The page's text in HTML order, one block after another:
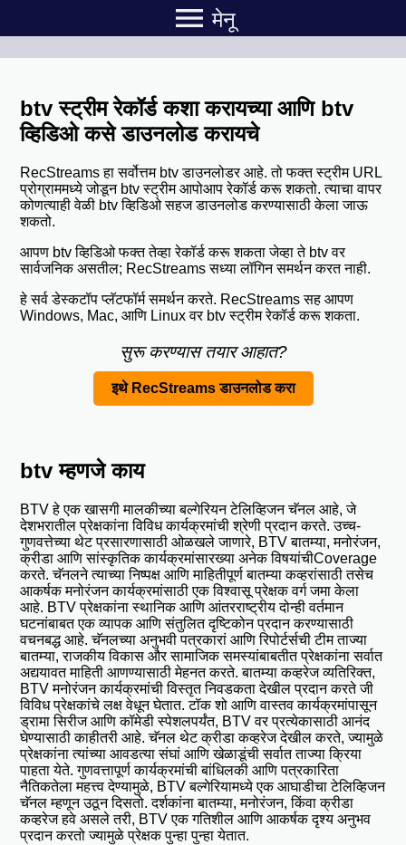
menu मेनू
btv स्ट्रीम रेकॉर्ड कशा करायच्या आणि btv
व्हिडिओ कसे डाउनलोड करायचे
RecStreams हा सर्वोत्तम btv डाउनलोडर आहे. तो फक्त स्ट्रीम URL
प्रोग्राममध्ये जोडून btv स्ट्रीम आपोआप रेकॉर्ड करू शकतो. त्याचा वापर
कोणत्याही वेळी btv व्हिडिओ सहज डाउनलोड करण्यासाठी केला जाऊ
शकतो.
आपण btv व्हिडिओ फक्त तेव्हा रेकॉर्ड करू शकता जेव्हा ते btv वर
सार्वजनिक असतील; RecStreams सध्या लॉगिन समर्थन करत नाही.
हे सर्व डेस्कटॉप प्लॅटफॉर्म समर्थन करते. RecStreams सह आपण
Windows, Mac, आणि Linux वर btv स्ट्रीम रेकॉर्ड करू शकता.
सुरू करण्यास तयार आहात?
इथे RecStreams डाउनलोड करा
btv म्हणजे काय
BTV हे एक खासगी मालकीच्या बल्गेरियन टेलिव्हिजन चॅनल आहे, जे
देशभरातील प्रेक्षकांना विविध कार्यक्रमांची श्रेणी प्रदान करते. उच्च-
गुणवत्तेच्या थेट प्रसारणासाठी ओळखले जाणारे, BTV बातम्या, मनोरंजन,
क्रीडा आणि सांस्कृतिक कार्यक्रमांसारख्या अनेक विषयांचीCoverage
करते. चॅनलने त्याच्या निष्पक्ष आणि माहितीपूर्ण बातम्या कव्हरांसाठी तसेच
आकर्षक मनोरंजन कार्यक्रमांसाठी एक विश्वासू प्रेक्षक वर्ग जमा केला
आहे. BTV प्रेक्षकांना स्थानिक आणि आंतरराष्ट्रीय दोन्ही वर्तमान
घटनांबाबत एक व्यापक आणि संतुलित दृष्टिकोन प्रदान करण्यासाठी
वचनबद्ध आहे. चॅनलच्या अनुभवी पत्रकारां आणि रिपोर्टर्सची टीम ताज्या
बातम्या, राजकीय विकास और सामाजिक समस्यांबाबतीत प्रेक्षकांना सर्वात
अद्ययावत माहिती आणण्यासाठी मेहनत करते. बातम्या कव्हरेज व्यतिरिक्त,
BTV मनोरंजन कार्यक्रमांची विस्तृत निवडकता देखील प्रदान करते जी
विविध प्रेक्षकांचे लक्ष वेधून घेतात. टॉक शो आणि वास्तव कार्यक्रमांपासून
ड्रामा सिरीज आणि कॉमेडी स्पेशलपर्यंत, BTV वर प्रत्येकासाठी आनंद
घेण्यासाठी काहीतरी आहे. चॅनल थेट क्रीडा कव्हरेज देखील करते, ज्यामुळे
प्रेक्षकांना त्यांच्या आवडत्या संघां आणि खेळाडूंची सर्वात ताज्या क्रिया
पाहता येते. गुणवत्तापूर्ण कार्यक्रमांची बांधिलकी आणि पत्रकारिता
नैतिकतेला महत्त्व देण्यामुळे, BTV बल्गेरियामध्ये एक आघाडीचा टेलिव्हिजन
चॅनल म्हणून उठून दिसतो. दर्शकांना बातम्या, मनोरंजन, किंवा क्रीडा
कव्हरेज हवे असले तरी, BTV एक गतिशील आणि आकर्षक दृश्य अनुभव
प्रदान करतो ज्यामुळे प्रेक्षक पुन्हा पुन्हा येतात.